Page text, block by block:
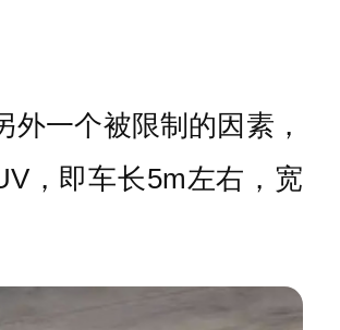
一个被限制的因素，
，即车长5m左右，宽